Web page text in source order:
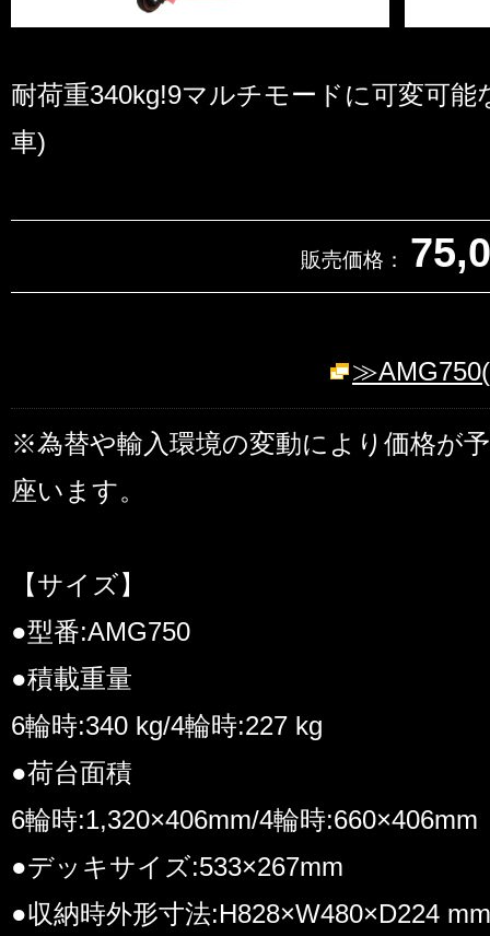
耐荷重340kg!9マルチモードに可変可
車)
販売価格：
※為替や輸入環境の変動により価格が
座います。
【サイズ】
●型番:AMG750
●積載重量
6輪時:340 kg/4輪時:227 kg
●荷台面積
6輪時:1,320×406mm/4輪時:660×406mm
●デッキサイズ:533×267mm
●収納時外形寸法:H828×W480×D224 mm